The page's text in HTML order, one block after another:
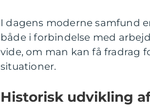
I dagens moderne samfund
både i forbindelse med
vide, om man kan få fradrag
situationer.
Historisk udvikling